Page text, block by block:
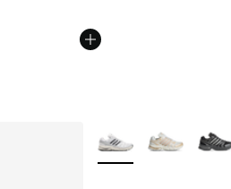
Plus de couleurs